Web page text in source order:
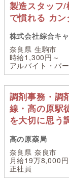
製造スタッフ
で慣れる カ
株式会社綜合キ
奈良県 生駒市
時給1,300円～
アルバイト・パ
調剤事務・調
線・高の原駅
を大切に思う
高の原薬局
奈良県 奈良市
月給19万8,000
正社員